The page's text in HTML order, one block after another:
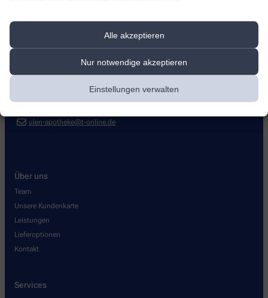
Alle akzeptieren
Nur notwendige akzeptieren
Einstellungen verwalten
Ulen-Apotheke
+49-407026881
ulen-apotheke@t-online.de
Über uns
Team
Unsere Kundenkarte
Leistungen
Lieferoptionen
Kontakt
Services